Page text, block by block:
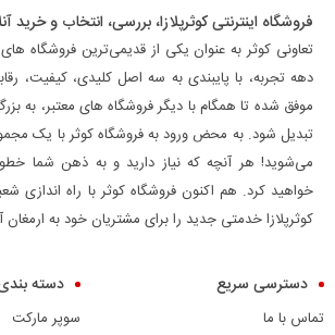
فروشگاه اینترنتی کوثرپلازا، بررسی، انتخاب و خرید
تعاونی کوثر به عنوان یکی از قدیمی‌ترین فروشگاه
دهه تجربه، با پایبندی به سه اصل کلیدی، کیفیت،
موفق شده تا همگام با دیگر فروشگاه های معتبر، به
تبدیل شود. به محض ورود به فروشگاه کوثر با یک
می‌شوید! هر آنچه که نیاز دارید و به ذهن شما
خواهید کرد. هم اکنون فروشگاه کوثر با راه اندازی
کوثرپلازا خدمتی جدید را برای مشتریان خود به
دسترسی سریع
تماس با ما
دسته
سوپر مارکت